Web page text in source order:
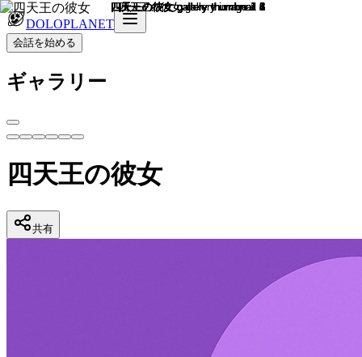
DOLOPLANET
会話を始める
ギャラリー
四天王の彼女
共有